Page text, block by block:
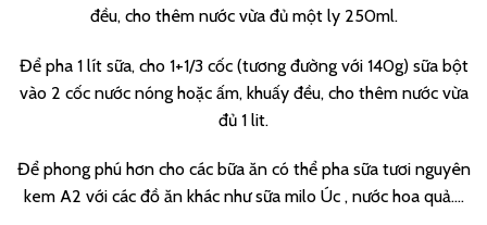
đều, cho thêm nước vừa đủ một ly 250ml.
Để pha 1 lít sữa, cho 1+1/3 cốc (tương đường với 140g) sữa bột
vào 2 cốc nước nóng hoặc ấm, khuấy đều, cho thêm nước vừa
đủ 1 lit.
Để phong phú hơn cho các bữa ăn có thể pha sữa tươi nguyên
kem A2 với các đồ ăn khác như sữa milo Úc , nước hoa quả….